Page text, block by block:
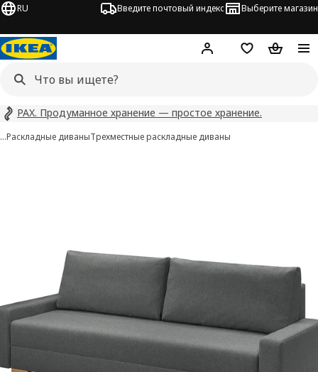
RU Введите почтовый индекс Выберите магазин
Hej! ВойтиСписокКорзина
PAX. Продуманное хранение — простое хранение.
…Раскладные диваныТрехместные раскладные диваны